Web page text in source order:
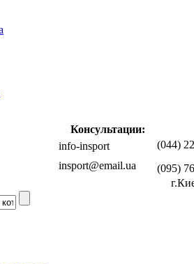
Консультации:
info-insport
(044)
insport@email.ua
(095)